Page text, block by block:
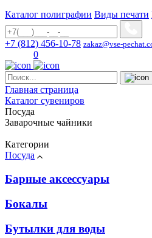
Каталог полиграфии Виды печати
+7 (812) 456-10-78 zakaz@vse-
0
Главная страница
Каталог сувениров
Посуда
Заварочные чайники
Категории
Посуда
Барные аксессуары
Бокалы
Бутылки для воды